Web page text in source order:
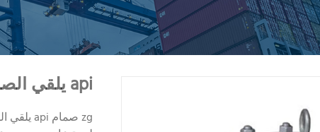
api يلقي الصلب صمام الاختيار البديل